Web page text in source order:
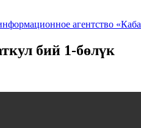
бий 1-бөлүк